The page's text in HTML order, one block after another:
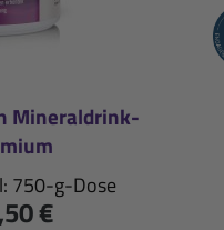
Mineraldrink-
750-g-Dose
€